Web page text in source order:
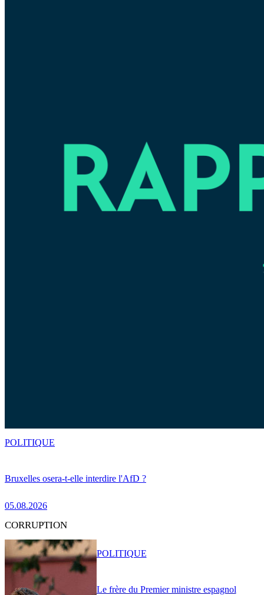
Bruxelles osera-t-elle interdire l'AfD ?
05.08.2026
POLITIQUE
CORRUPTION
Le frère du Premier ministre espagnol
POLITIQUE